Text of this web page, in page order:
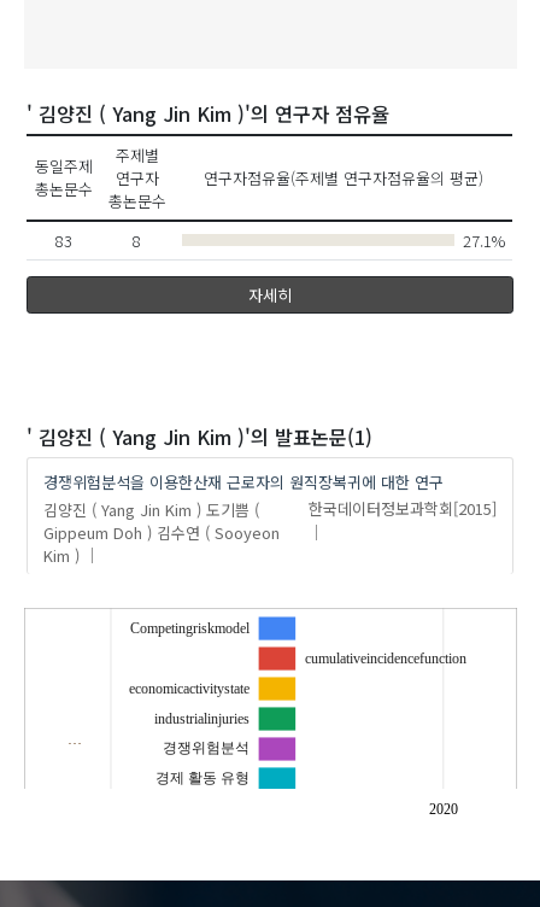
' 김양진 ( Yang Jin Kim )'의 연구자 점유율
동일주제
총논문수
주제별
연구자
총논문수
연구자점유율(주제별 연구자점유율의 평균)
83 8 27.1%
자세히
' 김양진 ( Yang Jin Kim )'의 발표논문(1)
경쟁위험분석을 이용한산재 근로자의 원직장복귀에 대한 연구
김양진 ( Yang Jin Kim ) 도기쁨 (
Gippeum Doh ) 김수연 ( Sooyeon
Kim )
한국데이터정보과학회[2015]
2020
…
Competingriskmodel
cumulativeincidencefunction
economicactivitystate
industrialinjuries
경쟁위험분석
경제 활동 유형